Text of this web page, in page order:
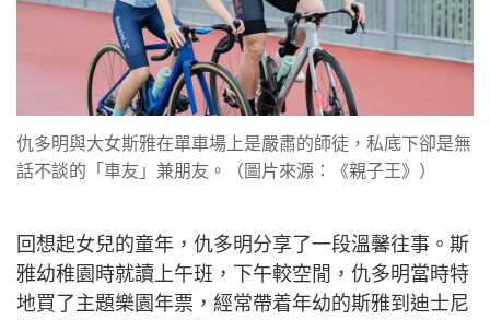
仇多明與大女斯雅在單車場上是嚴肅的師徒，私底下卻是無
話不談的「車友」兼朋友。（圖片來源：《親子王》）
回想起女兒的童年，仇多明分享了一段溫馨往事。斯
雅幼稚園時就讀上午班，下午較空閒，仇多明當時特
地買了主題樂園年票，經常帶着年幼的斯雅到迪士尼